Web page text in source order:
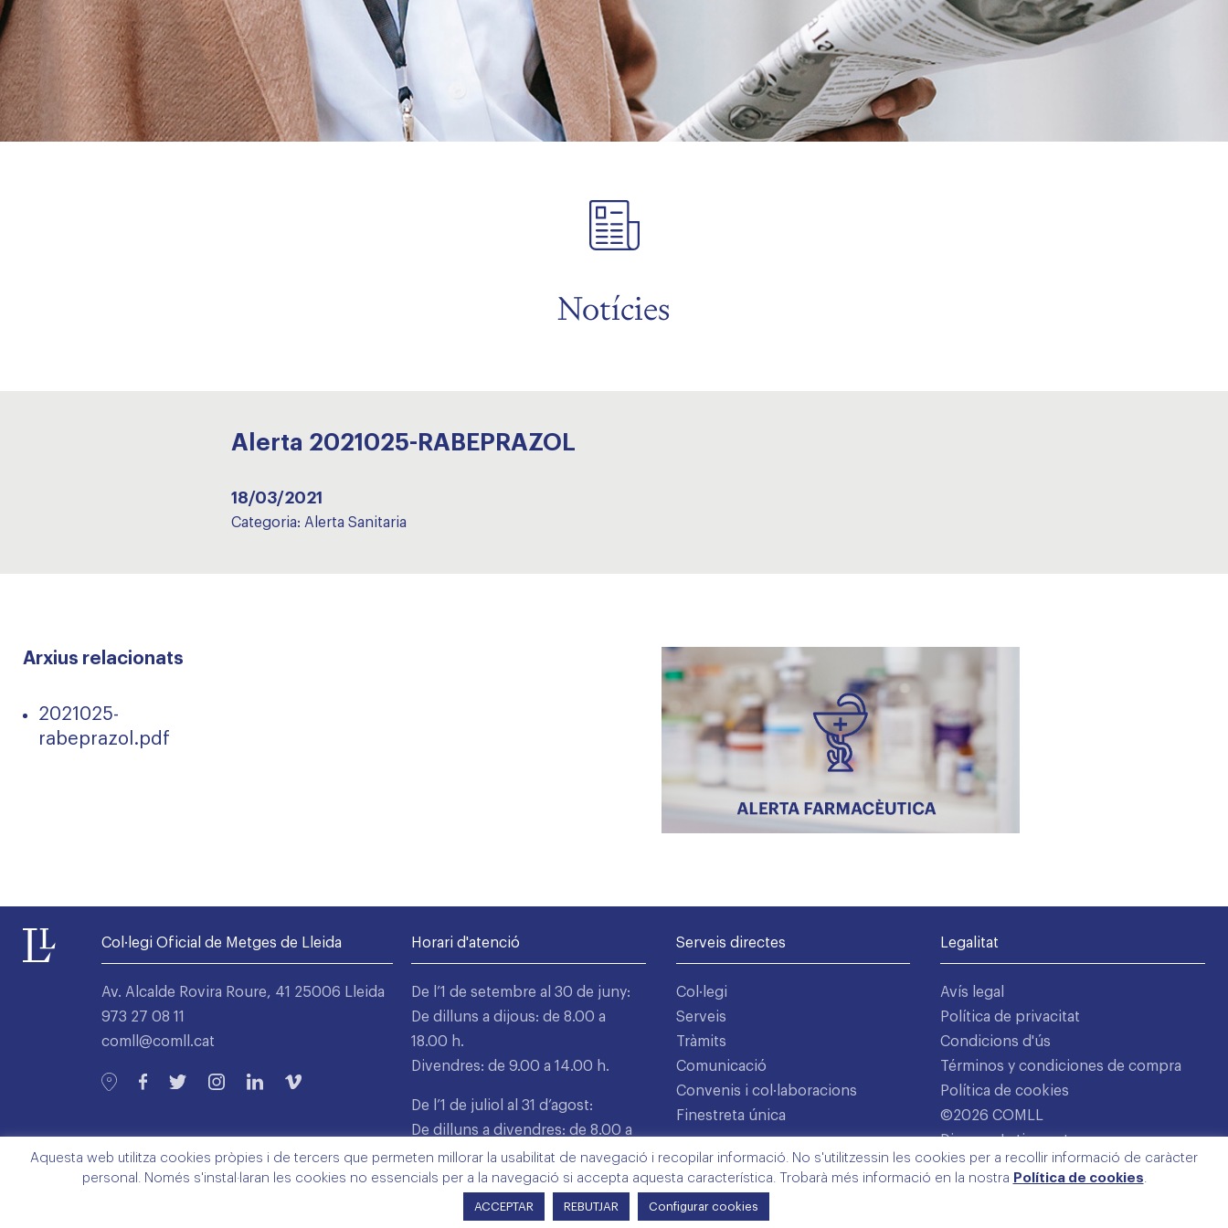
Notícies
Alerta 2021025-RABEPRAZOL
18/03/2021
Categoria: Alerta Sanitaria
Arxius relacionats
2021025-
rabeprazol.pdf
Col·legi Oficial de Metges de Lleida
Av. Alcalde Rovira Roure, 41 25006 Lleida
973 27 08 11
comll@comll.cat
Horari d'atenció
De l’1 de setembre al 30 de juny:
De dilluns a dijous: de 8.00 a
18.00 h.
Divendres: de 9.00 a 14.00 h.
De l’1 de juliol al 31 d’agost:
De dilluns a divendres: de 8.00 a
15.00 h.
Serveis directes
Col·legi
Serveis
Tràmits
Comunicació
Convenis i col·laboracions
Finestreta única
Legalitat
Avís legal
Política de privacitat
Condicions d'ús
Términos y condiciones de compra
Política de cookies
©2026 COMLL
Disseny: Latipo.cat
Aquesta web utilitza cookies pròpies i de tercers que permeten millorar la usabilitat de navegació i recopilar informació. No s'utilitzessin les cookies per a recollir informació de caràcter
personal. Només s'instal·laran les cookies no essencials per a la navegació si accepta aquesta característica. Trobarà més informació en la nostra Política de cookies.
ACCEPTAR REBUTJAR Configurar cookies